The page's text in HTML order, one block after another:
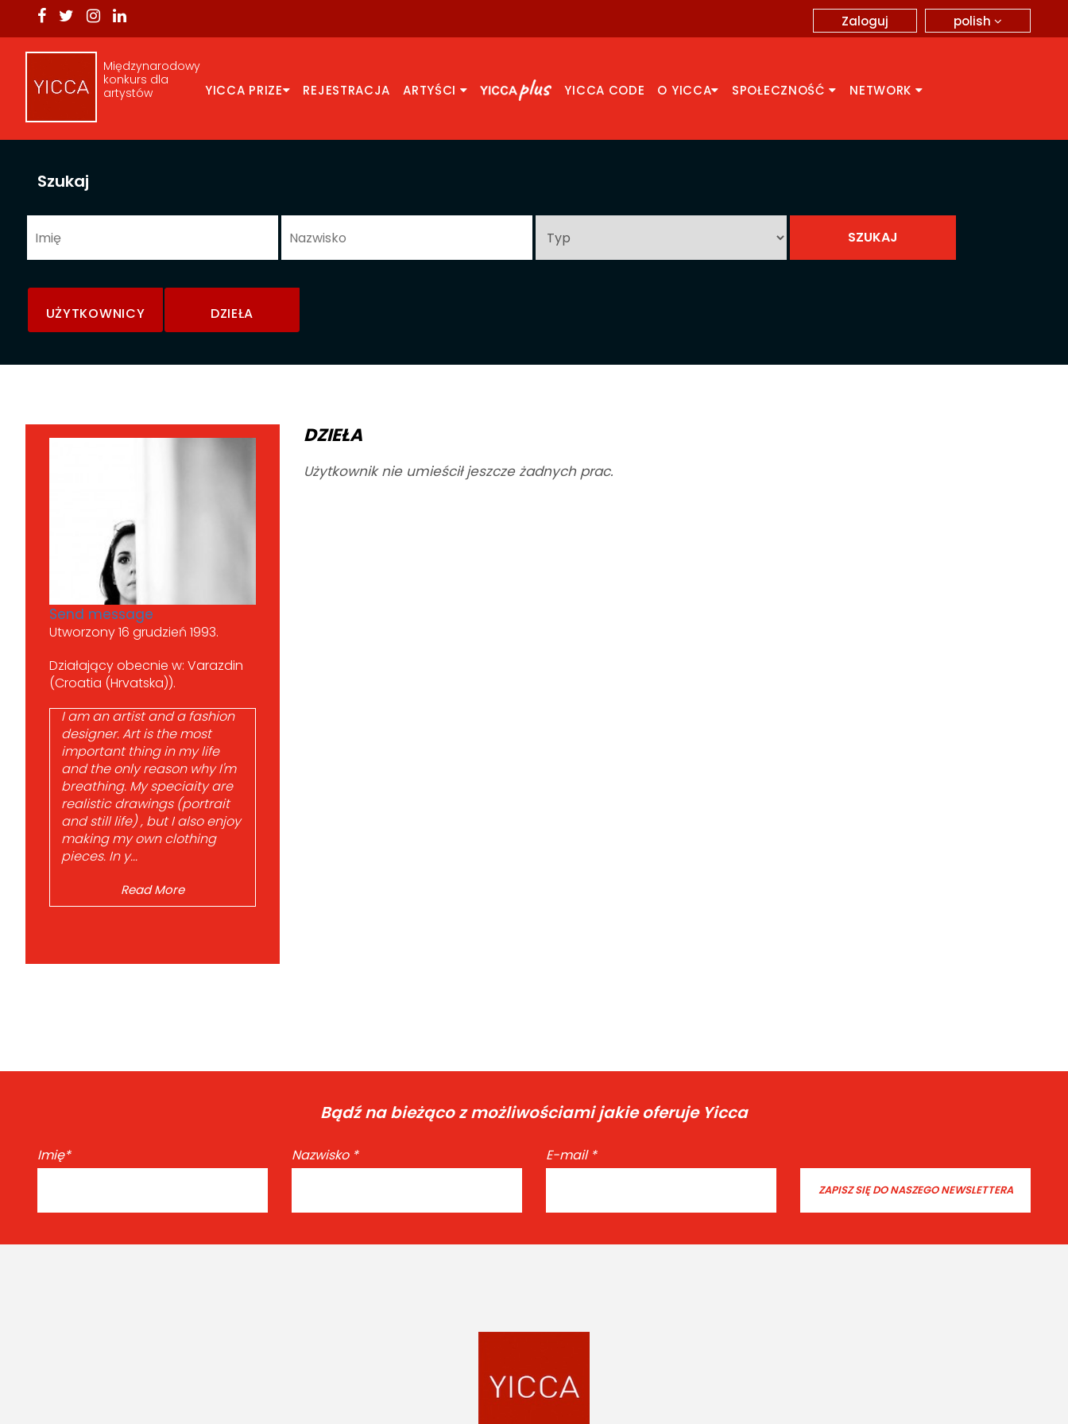
polish
Zaloguj
Międzynarodowy
konkurs dla
artystów
YICCA PRIZE REJESTRACJA ARTYŚCI YICCA CODE O YICCA SPOŁECZNOŚĆ NETWORK
Szukaj
UŻYTKOWNICY DZIEŁA
Send message
Utworzony 16 grudzień 1993.
Działający obecnie w: Varazdin
(Croatia (Hrvatska)).
I am an artist and a fashion
designer. Art is the most
important thing in my life
and the only reason why I'm
breathing. My speciaity are
realistic drawings (portrait
and still life) , but I also enjoy
making my own clothing
pieces. In y...
Read More
DZIEŁA
Użytkownik nie umieścił jeszcze żadnych prac.
Bądź na bieżąco z możliwościami jakie oferuje Yicca
Imię* Nazwisko * E-mail *